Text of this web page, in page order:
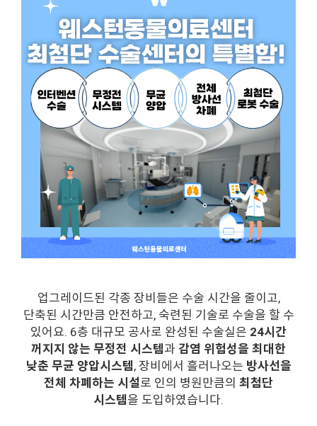
업그레이드된 각종 장비들은 수술 시간을 줄이고,
단축된 시간만큼 안전하고, 숙련된 기술로 수술을 할 수
있어요. 6층 대규모 공사로 완성된 수술실은 24시간
꺼지지 않는 무정전 시스템과 감염 위험성을 최대한
낮춘 무균 양압시스템, 장비에서 흘러나오는 방사선을
전체 차폐하는 시설로 인의 병원만큼의 최첨단
시스템을 도입하였습니다.